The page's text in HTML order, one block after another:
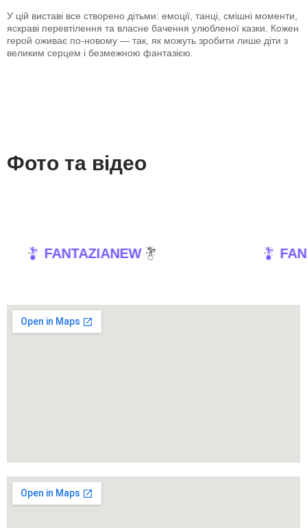
У цій виставі все створено дітьми: емоції, танці, смішні моменти,
яскраві перевтілення та власне бачення улюбленої казки. Кожен
герой оживає по-новому — так, як можуть зробити лише діти з
великим серцем і безмежною фантазією.
Фото та відео
FANTAZIANEW FANTAZIANEW